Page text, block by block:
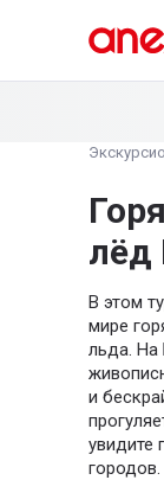
лёд
В этом
мире
льда. На
и
увидите
городов.